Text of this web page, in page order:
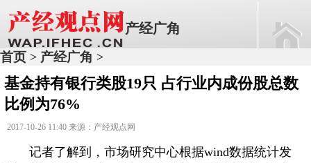
产经广角
首页 > 产经广角 >
基金持有银行类股19只 占行业内成份股总数
比例为76%
2017-10-26 11:40 来源：产经观点网
记者了解到，市场研究中心根据wind数据统计发